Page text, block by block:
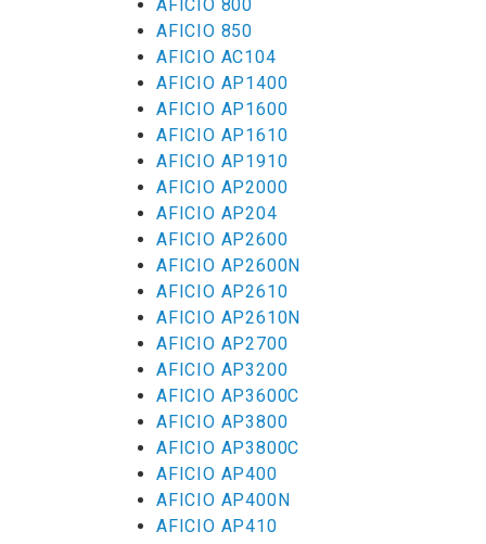
AFICIO 800
AFICIO 850
AFICIO AC104
AFICIO AP1400
AFICIO AP1600
AFICIO AP1610
AFICIO AP1910
AFICIO AP2000
AFICIO AP204
AFICIO AP2600
AFICIO AP2600N
AFICIO AP2610
AFICIO AP2610N
AFICIO AP2700
AFICIO AP3200
AFICIO AP3600C
AFICIO AP3800
AFICIO AP3800C
AFICIO AP400
AFICIO AP400N
AFICIO AP410